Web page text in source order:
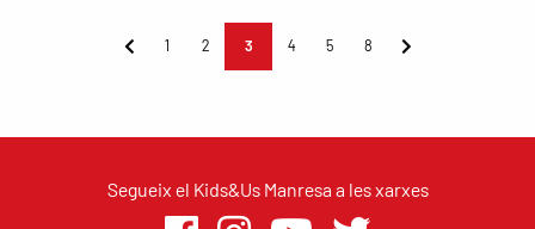
1 2 3 4 5 8
Segueix el Kids&Us Manresa a les xarxes